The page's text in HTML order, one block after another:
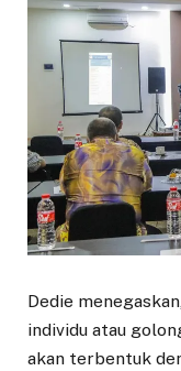
Dedie
individu atau
akan terbentuk